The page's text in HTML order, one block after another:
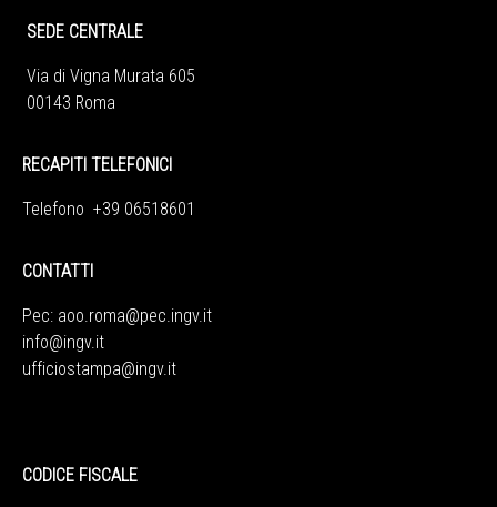
SEDE CENTRALE
Via di Vigna Murata 605
00143 Roma
RECAPITI TELEFONICI
Telefono +39 06518601
CONTATTI
Pec: aoo.roma@pec.ingv.it
info@ingv.it
ufficiostampa@ingv.it
CODICE FISCALE